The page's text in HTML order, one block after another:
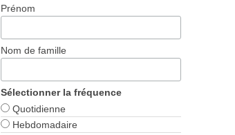
Prénom
Nom de famille
Sélectionner la fréquence
Quotidienne
Hebdomadaire